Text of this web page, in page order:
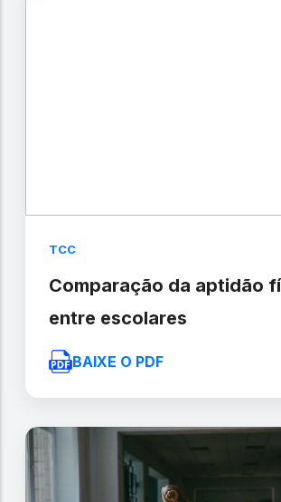
TCC
Comparação da aptidão
entre escolares
BAIXE O PDF